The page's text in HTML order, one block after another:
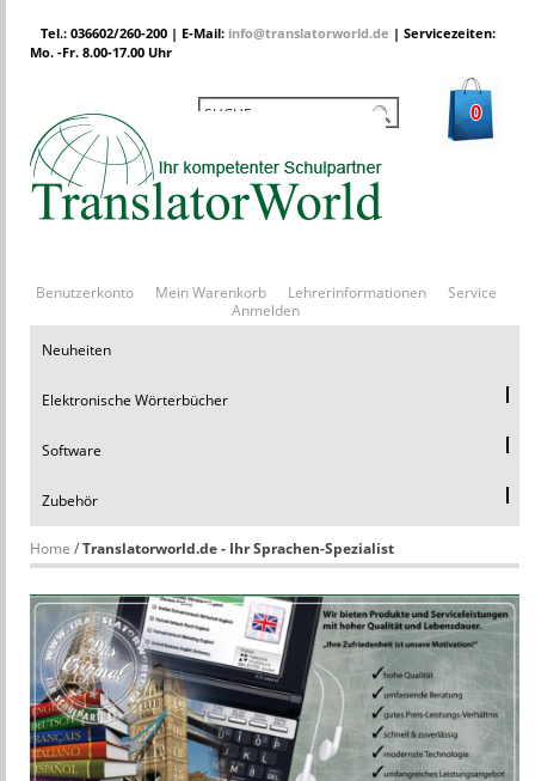
Tel.: 036602/260-200 | E-Mail: info@translatorworld.de | Servicezeiten:
Mo. -Fr. 8.00-17.00 Uhr
0
Benutzerkonto Mein Warenkorb Lehrerinformationen
Service
Anmelden
Neuheiten
Elektronische Wörterbücher
Software
Zubehör
Home /Translatorworld.de - Ihr Sprachen-Spezialist